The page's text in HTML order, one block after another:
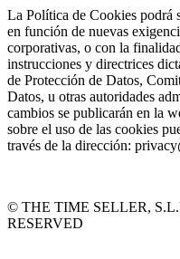
La Política de Cookies podrá
en función de nuevas
corporativas, o con la
instrucciones y directrices
de Protección de Datos,
Datos, u otras autoridades
cambios se publicarán en la
sobre el uso de las cookies
través de la dirección:
© THE TIME SELLER,
RESERVED